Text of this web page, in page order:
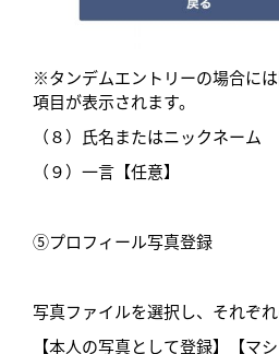
※タンデムエントリーの場合に
項目が表示されます。
（８）氏名またはニックネーム
（９）一言【任意】
⑤プロフィール写真登録
写真ファイルを選択し、それぞ
【本人の写真として登録】【マ